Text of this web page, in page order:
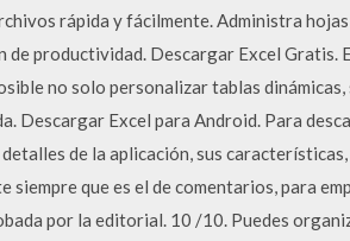
rápida y fácilmente. Administra
productividad. Descargar Excel Gratis.
no solo personalizar tablas
Descargar Excel para Android. Para
de la aplicación, sus
que es el de comentarios, para
por la editorial. 10 /10. Puedes